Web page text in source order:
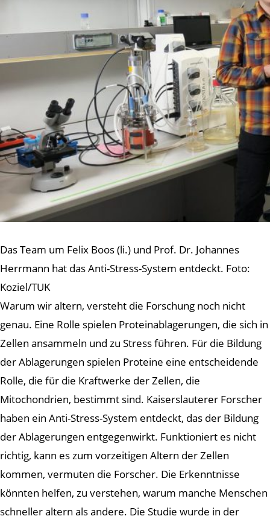
Das Team um Felix Boos (li.) und Prof. Dr. Johannes
Herrmann hat das Anti-Stress-System entdeckt. Foto:
Koziel/TUK
Warum wir altern, versteht die Forschung noch nicht
genau. Eine Rolle spielen Proteinablagerungen, die sich in
Zellen ansammeln und zu Stress führen. Für die Bildung
der Ablagerungen spielen Proteine eine entscheidende
Rolle, die für die Kraftwerke der Zellen, die
Mitochondrien, bestimmt sind. Kaiserslauterer Forscher
haben ein Anti-Stress-System entdeckt, das der Bildung
der Ablagerungen entgegenwirkt. Funktioniert es nicht
richtig, kann es zum vorzeitigen Altern der Zellen
kommen, vermuten die Forscher. Die Erkenntnisse
könnten helfen, zu verstehen, warum manche Menschen
schneller altern als andere. Die Studie wurde in der